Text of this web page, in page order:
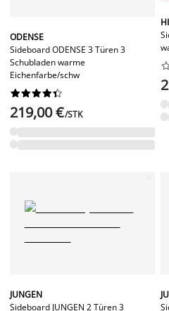
ODENSE
Sideboard ODENSE 3 Türen 3
Schubladen warme
Eichenfarbe/schw






219,00 €/STK
JUNGEN
Sideboard JUNGEN 2 Türen 3